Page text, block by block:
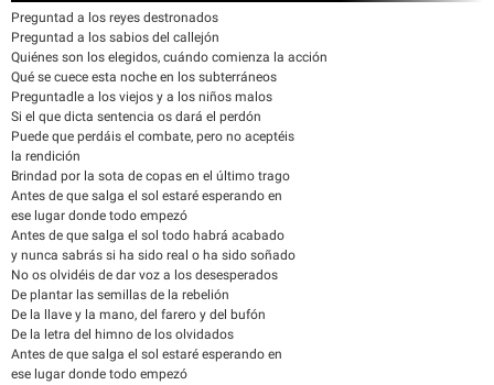
Preguntad a los reyes destronados
Preguntad a los sabios del callejón
Quiénes son los elegidos, cuándo comienza la acción
Qué se cuece esta noche en los subterráneos
Preguntadle a los viejos y a los niños malos
Si el que dicta sentencia os dará el perdón
Puede que perdáis el combate, pero no aceptéis
la rendición
Brindad por la sota de copas en el último trago
Antes de que salga el sol estaré esperando en
ese lugar donde todo empezó
Antes de que salga el sol todo habrá acabado
y nunca sabrás si ha sido real o ha sido soñado
No os olvidéis de dar voz a los desesperados
De plantar las semillas de la rebelión
De la llave y la mano, del farero y del bufón
De la letra del himno de los olvidados
Antes de que salga el sol estaré esperando en
ese lugar donde todo empezó